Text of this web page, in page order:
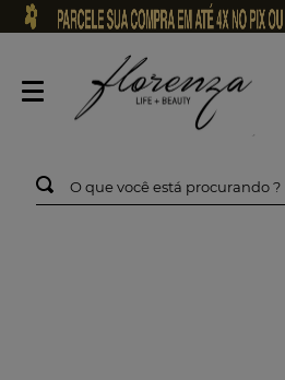
O que você está procurando ?